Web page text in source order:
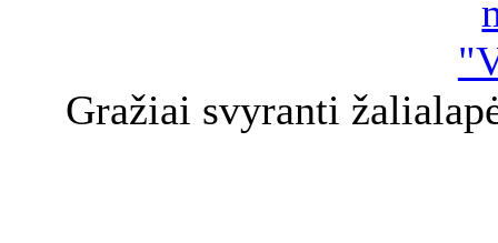
Gražiai svyranti